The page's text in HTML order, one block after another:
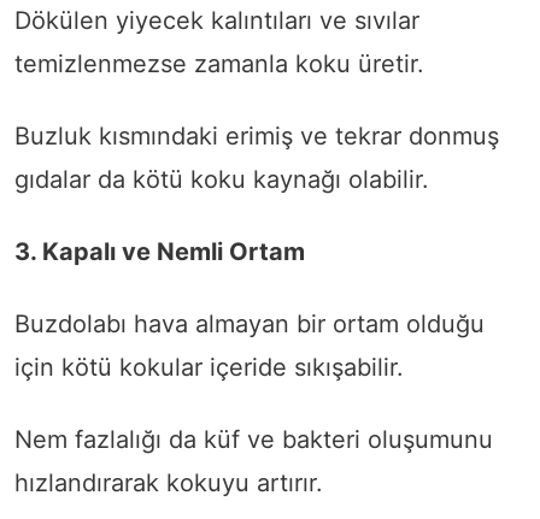
Dökülen yiyecek kalıntıları ve sıvılar
temizlenmezse zamanla koku üretir.
Buzluk kısmındaki erimiş ve tekrar donmuş
gıdalar da kötü koku kaynağı olabilir.
3. Kapalı ve Nemli Ortam
Buzdolabı hava almayan bir ortam olduğu
için kötü kokular içeride sıkışabilir.
Nem fazlalığı da küf ve bakteri oluşumunu
hızlandırarak kokuyu artırır.